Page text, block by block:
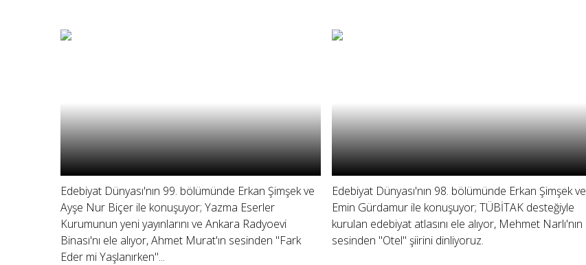
Edebiyat Dünyası'nın 99. bölümünde Erkan Şimşek ve
Ayşe Nur Biçer ile konuşuyor; Yazma Eserler
Kurumunun yeni yayınlarını ve Ankara Radyoevi
Binası'nı ele alıyor, Ahmet Murat'ın sesinden "Fark
Eder mi Yaşlanırken"...
Edebiyat Dünyası'nın 98. bölümünde Erkan Şimşek ve
Emin Gürdamur ile konuşuyor; TÜBİTAK desteğiyle
kurulan edebiyat atlasını ele alıyor, Mehmet Narlı'nın
sesinden "Otel" şiirini dinliyoruz.